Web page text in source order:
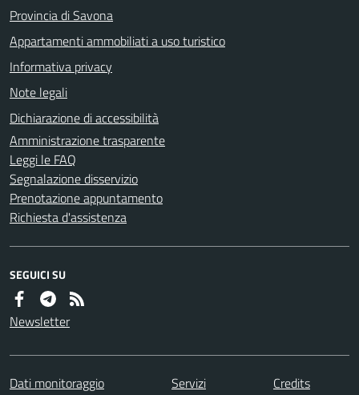
Provincia di Savona
Appartamenti ammobiliati a uso turistico
Informativa privacy
Note legali
Dichiarazione di accessibilità
Amministrazione trasparente
Leggi le FAQ
Segnalazione disservizio
Prenotazione appuntamento
Richiesta d'assistenza
SEGUICI SU
Newsletter
Dati monitoraggio Servizi
Credits